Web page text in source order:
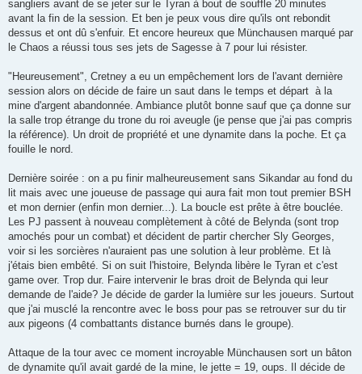
sangliers avant de se jeter sur le Tyran à bout de souffle 20 minutes
avant la fin de la session. Et ben je peux vous dire qu'ils ont rebondit
dessus et ont dû s'enfuir. Et encore heureux que Münchausen marqué par
le Chaos a réussi tous ses jets de Sagesse à 7 pour lui résister.
"Heureusement", Cretney a eu un empêchement lors de l'avant dernière
session alors on décide de faire un saut dans le temps et départ à la
mine d'argent abandonnée. Ambiance plutôt bonne sauf que ça donne sur
la salle trop étrange du trone du roi aveugle (je pense que j'ai pas compris
la référence). Un droit de propriété et une dynamite dans la poche. Et ça
fouille le nord.
Dernière soirée : on a pu finir malheureusement sans Sikandar au fond du
lit mais avec une joueuse de passage qui aura fait mon tout premier BSH
et mon dernier (enfin mon dernier...). La boucle est prête à être bouclée.
Les PJ passent à nouveau complètement à côté de Belynda (sont trop
amochés pour un combat) et décident de partir chercher Sly Georges,
voir si les sorcières n'auraient pas une solution à leur problème. Et là
j'étais bien embêté. Si on suit l'histoire, Belynda libère le Tyran et c'est
game over. Trop dur. Faire intervenir le bras droit de Belynda qui leur
demande de l'aide? Je décide de garder la lumière sur les joueurs. Surtout
que j'ai musclé la rencontre avec le boss pour pas se retrouver sur du tir
aux pigeons (4 combattants distance burnés dans le groupe).
Attaque de la tour avec ce moment incroyable Münchausen sort un bâton
de dynamite qu'il avait gardé de la mine, le jette = 19, oups. Il décide de